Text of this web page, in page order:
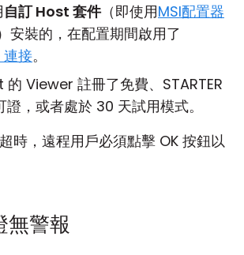
自訂 Host 套件（即使用MSI配置器
安裝的，在配置期間啟用了
接。
Viewer 註冊了免費、STARTER
證，或者處於 30 天試用模式。
時，遠程用戶必須點擊 OK 按鈕以
無警報